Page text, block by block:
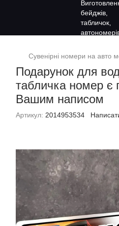
Сувенірні номери на авто
Подарунок для
табличка номер є
Вашим написом
Артикул: 2014953534